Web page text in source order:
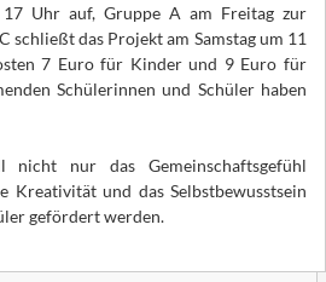
Uhr auf, Gruppe A am Freitag zur
schließt das Projekt am Samstag um 11
7 Euro für Kinder und 9 Euro für
Schülerinnen und Schüler haben
nur das Gemeinschaftsgefühl
Kreativität und das Selbstbewusstsein
gefördert werden.